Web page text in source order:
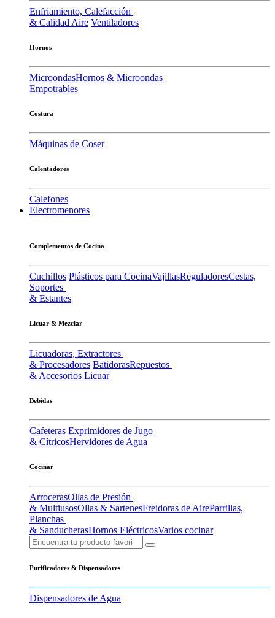
Enfriamiento, Calefacción
& Calidad Aire Ventiladores
Hornos
MicroondasHornos & Microondas
Empotrables
Costura
Máquinas de Coser
Calentadores
Calefones
Electromenores
Complementos de Cocina
Cuchillos Plásticos para CocinaVajillasReguladoresCestas,
Soportes
& Estantes
Licuar & Mezclar
Licuadoras, Extractores
& Procesadores BatidorasRepuestos
& Accesorios Licuar
Bebidas
Cafeteras Exprimidores de Jugo
& CítricosHervidores de Agua
Cocinar
ArrocerasOllas de Presión
& MultiusosOllas & SartenesFreidoras de AireParrillas,
Planchas
& SanducherasHornos EléctricosVarios cocinar
Purificadores & Dispensadores
Dispensadores de Agua